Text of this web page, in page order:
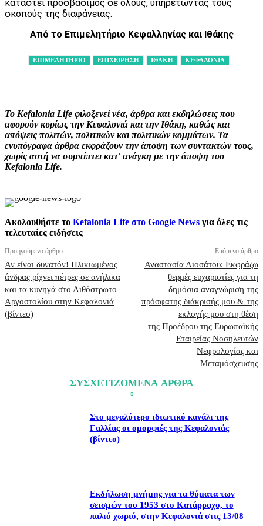
καταστεί προσβάσιμος σε όλους, υπηρετώντας τους
σκοπούς της διαφάνειας.
Από το Eπιμελητήριο Κεφαλληνίας και Ιθάκης
ΕΠΙΜΕΛΗΤΗΡΙΟ ΕΠΙΧΕΙΡΗΣΗ ΙΘΑΚΗ ΚΕΦΑΛΟΝΙΑ
Το Kefalonia Life φιλοξενεί νέα, άρθρα και εκδηλώσεις που
αφορούν κυρίως την Κεφαλονιά και την Ιθάκη, καθώς και
απόψεις πολιτών, πολιτικών και πολιτικών κομμάτων. Τα
ενυπόγραφα άρθρα εκφράζουν την άποψη των συντακτών τους,
χωρίς αυτή να συμπίπτει κατ' ανάγκη με την άποψη του
Kefalonia Life.
Ακολουθήστε το Kefalonia Life στο Google News για όλες τις
τελευταίες ειδήσεις
Προηγούμενο άρθρο
Αν είναι δυνατόν! Ηλικιωμένος
άνδρας ρίχνει πέτρες σε ανήλικα
και τα κυνηγά στο Λιθόστρωτο
Αργοστολίου στην Κεφαλονιά
(βίντεο)
Επόμενο άρθρο
Αναστασία Λιοσάτου: Εκφράζω
θερμές ευχαριστίες για τη
δημόσια αναγνώριση της
πρόσφατης διάκρισής μου & της
εκλογής μου στη θέση
της Προέδρου της Ευρωπαϊκής
Εταιρείας Νοσηλευτών
Νεφρολογίας και
Μεταμόσχευσης
ΣΥΣΧΕΤΙΖΟΜΕΝΑ ΑΡΘΡΑ
Στο μεγαλύτερο ιδιωτικό κανάλι της
Γαλλίας οι ομορφιές της Κεφαλονιάς
(βίντεο)
Εκδήλωση μνήμης για τα θύματα των
σεισμών του 1953 στο Κατάρραχο, το
παλιό χωριό, στην Κεφαλονιά στις 13/08